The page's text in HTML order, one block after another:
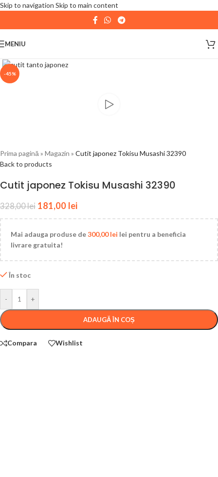
Skip to navigation Skip to main content
| 📦 Program livrari|In perioada11 August - 18
August,
expediate. Va multumim pentru intelegere!
MENIU
-45%
Prima pagină » Magazin » Cutit japonez Tokisu Musashi 32390
Back to products
Cutit japonez Tokisu Musashi 32390
328,00lei 181,00 lei
Mai adauga produse de300,00lei lei pentru a beneficia
livrare gratuita!
În stoc
- +
ADAUGĂ ÎN COȘ
Compara Wishlist